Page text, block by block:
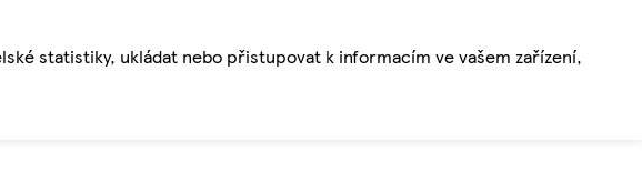
statistiky, ukládat nebo přistupovat k informacím ve vašem zařízení,